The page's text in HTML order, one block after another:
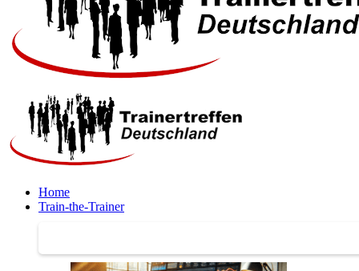
Home
Train-the-Trainer